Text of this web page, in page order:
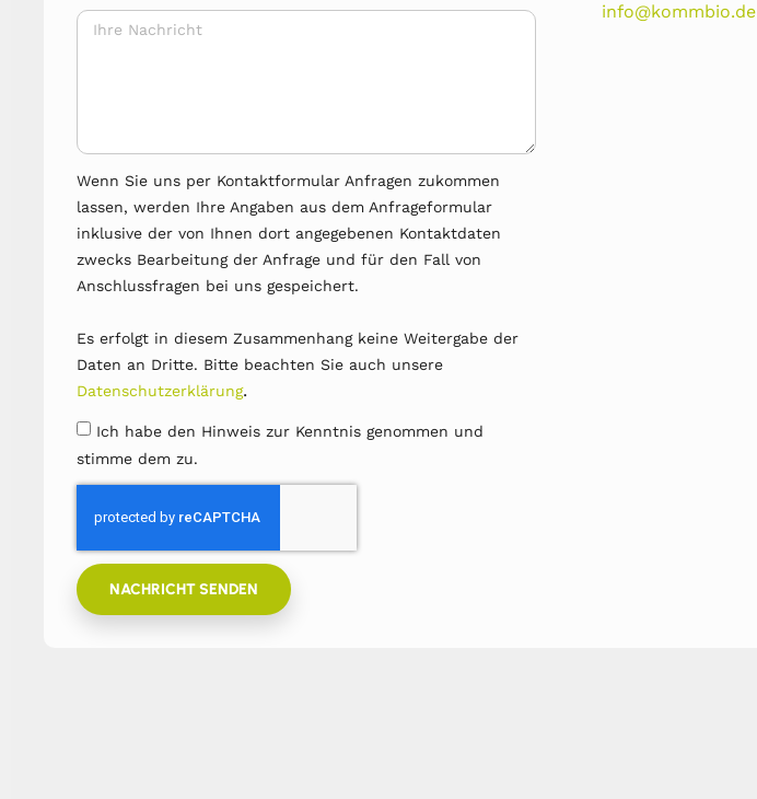
Wenn Sie uns per Kontaktformular Anfragen zukommen
lassen, werden Ihre Angaben aus dem Anfrageformular
inklusive der von Ihnen dort angegebenen Kontaktdaten
zwecks Bearbeitung der Anfrage und für den Fall von
Anschlussfragen bei uns gespeichert.
Es erfolgt in diesem Zusammenhang keine Weitergabe der
Daten an Dritte. Bitte beachten Sie auch unsere
Datenschutzerklärung.
Ich habe den Hinweis zur Kenntnis genommen und
stimme dem zu.
NACHRICHT SENDEN
info@kommbio.de